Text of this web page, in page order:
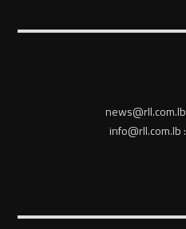
: info@rll.com.lb